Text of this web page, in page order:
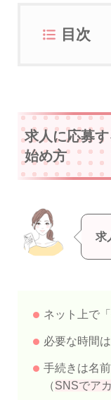
目次
求人に応募
始め方
求
ネット上で「
必要な時間
手続きは名
（SNSでア